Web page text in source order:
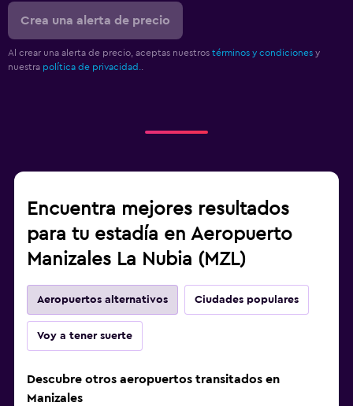
Crea una alerta de precio
Al crear una alerta de precio, aceptas nuestros términos y condiciones y
nuestra política de privacidad..
Encuentra mejores resultados
para tu estadía en Aeropuerto
Manizales La Nubia (MZL)
Aeropuertos alternativos Ciudades populares
Voy a tener suerte
Descubre otros aeropuertos transitados en
Manizales